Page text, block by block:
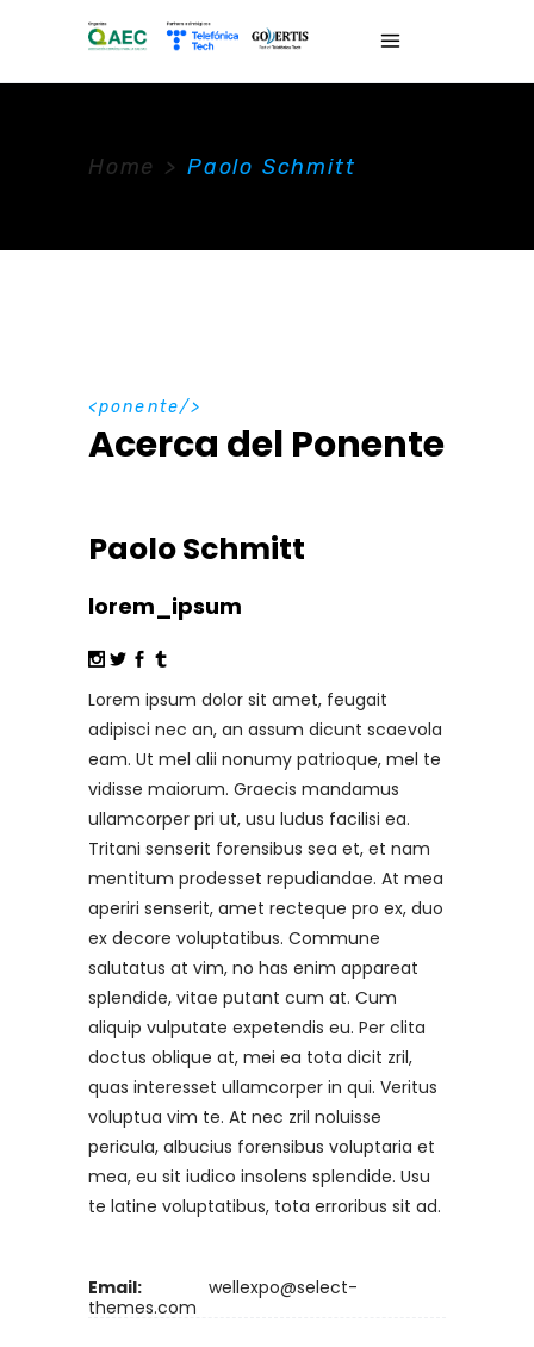
Home > Paolo Schmitt
ponente
Acerca del Ponente
Paolo Schmitt
lorem_ipsum
Lorem ipsum dolor sit amet, feugait
adipisci nec an, an assum dicunt scaevola
eam. Ut mel alii nonumy patrioque, mel te
vidisse maiorum. Graecis mandamus
ullamcorper pri ut, usu ludus facilisi ea.
Tritani senserit forensibus sea et, et nam
mentitum prodesset repudiandae. At mea
aperiri senserit, amet recteque pro ex, duo
ex decore voluptatibus. Commune
salutatus at vim, no has enim appareat
splendide, vitae putant cum at. Cum
aliquip vulputate expetendis eu. Per clita
doctus oblique at, mei ea tota dicit zril,
quas interesset ullamcorper in qui. Veritus
voluptua vim te. At nec zril noluisse
pericula, albucius forensibus voluptaria et
mea, eu sit iudico insolens splendide. Usu
te latine voluptatibus, tota erroribus sit ad.
Email:
wellexpo@select-
themes.com